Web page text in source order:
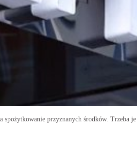
przyznanych środków. Trzeba